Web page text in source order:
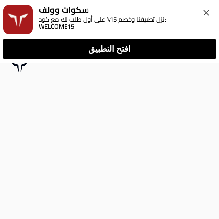
سكوات وولف
نزل تطبيقنا وخصم 15% على أول طلب لك مع كود:
WELCOME15
افتح التطبيق